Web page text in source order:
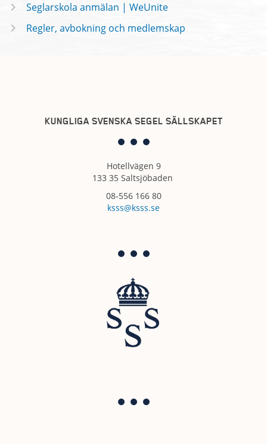
Seglarskola anmälan | WeUnite
Regler, avbokning och medlemskap
KUNGLIGA SVENSKA SEGEL SÄLLSKAPET
Hotellvägen 9
133 35 Saltsjöbaden
08-556 166 80
ksss@ksss.se